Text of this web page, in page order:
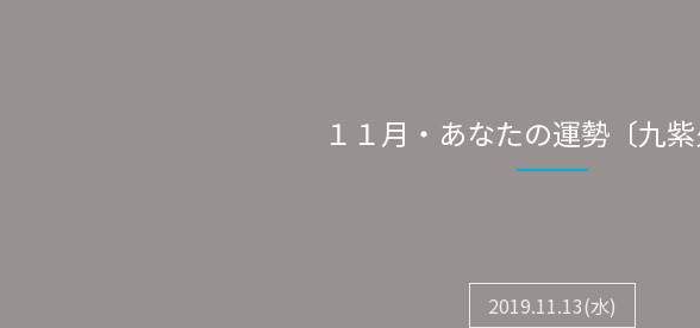
１１月・あなたの運勢〔九紫
2019.11.13(水)